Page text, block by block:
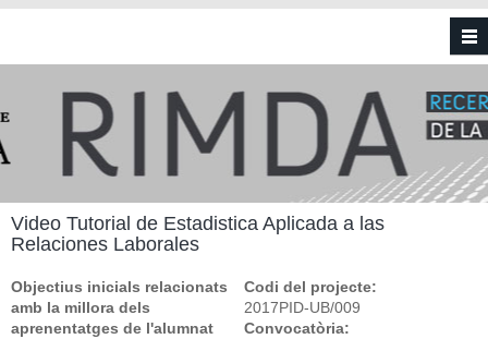
Vés al contingut
Video Tutorial de Estadistica Aplicada a las
Relaciones Laborales
Objectius inicials relacionats
amb la millora dels
aprenentatges de l'alumnat
Codi del projecte:
2017PID-UB/009
Convocatòria: